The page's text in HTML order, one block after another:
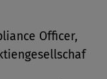
Officer,